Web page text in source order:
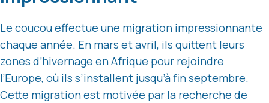
Le coucou effectue une migration impressionnante
chaque année. En mars et avril, ils quittent leurs
zones d’hivernage en Afrique pour rejoindre
l’Europe, où ils s’installent jusqu’à fin septembre.
Cette migration est motivée par la recherche de